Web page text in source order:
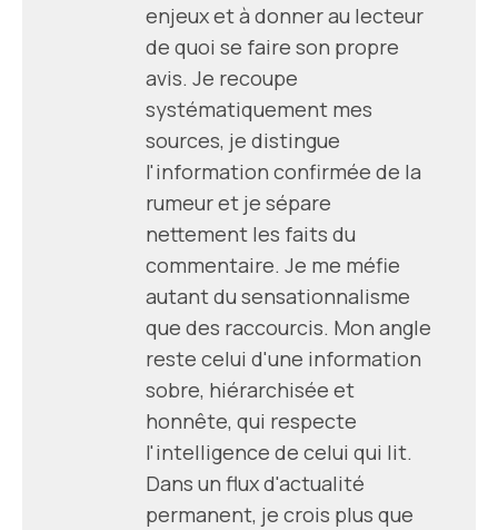
enjeux et à donner au lecteur
de quoi se faire son propre
avis. Je recoupe
systématiquement mes
sources, je distingue
l'information confirmée de la
rumeur et je sépare
nettement les faits du
commentaire. Je me méfie
autant du sensationnalisme
que des raccourcis. Mon angle
reste celui d'une information
sobre, hiérarchisée et
honnête, qui respecte
l'intelligence de celui qui lit.
Dans un flux d'actualité
permanent, je crois plus que